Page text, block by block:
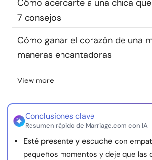
Idioma
Sobre nosotros Contáctanos Escríbenos
Cómo acercarte a una chica
7 consejos
Cómo ganar el corazón de una
maneras encantadoras
View more
Conclusiones clave
Resumen rápido de Marriage.com con IA
Esté presente y escuche con
pequeños momentos y deje que las